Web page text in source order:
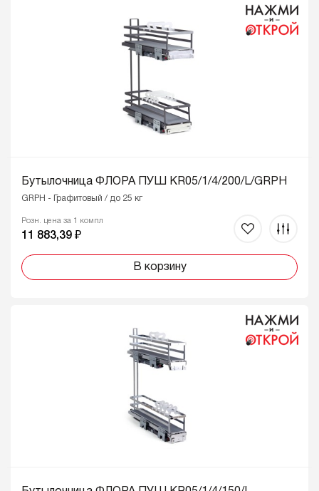
Бутылочница ФЛОРА ПУШ KR05/1/4/200/L/GRPH
GRPH - Графитовый / до 25 кг
Розн. цена за 1 компл
11 883,39 ₽
В корзину